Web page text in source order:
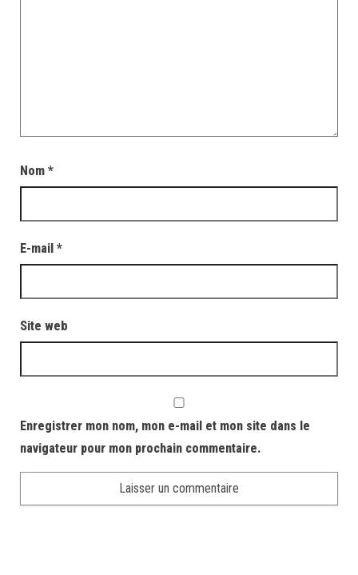
Nom *
E-mail *
Site web
Enregistrer mon nom, mon e-mail et mon site dans le
navigateur pour mon prochain commentaire.